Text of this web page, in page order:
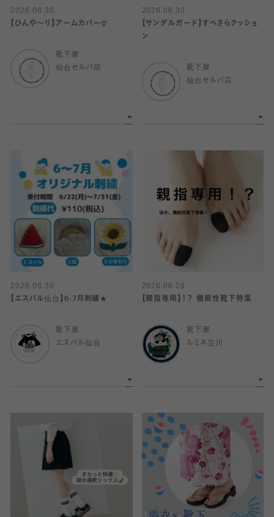
2026.06.30
【ひんや〜り】アームカバー🍨
靴下屋
仙台セルバ店
2026.06.30
【サンダルガード】すべさらクッショ
ン
靴下屋
仙台セルバ店
2026.06.30
【エスパル仙台】6-7月刺繍★
靴下屋
エスパル仙台
2026.06.29
【親指専用】！？ 機能性靴下特集
靴下屋
ルミネ立川